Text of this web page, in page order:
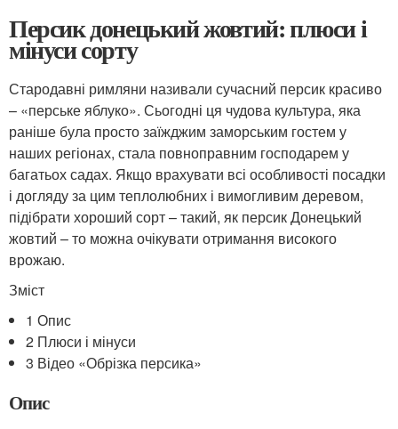
Персик донецький жовтий: плюси і
мінуси сорту
Стародавні римляни називали сучасний персик красиво
– «перське яблуко». Сьогодні ця чудова культура, яка
раніше була просто заїжджим заморським гостем у
наших регіонах, стала повноправним господарем у
багатьох садах. Якщо врахувати всі особливості посадки
і догляду за цим теплолюбних і вимогливим деревом,
підібрати хороший сорт – такий, як персик Донецький
жовтий – то можна очікувати отримання високого
врожаю.
Зміст
1 Опис
2 Плюси і мінуси
3 Відео «Обрізка персика»
Опис